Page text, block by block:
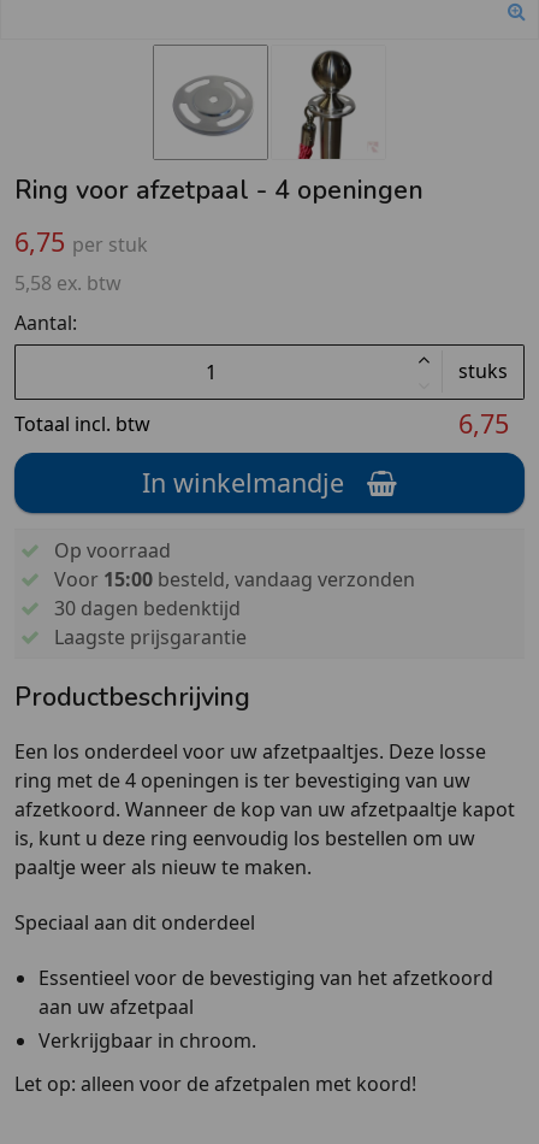
Ring voor afzetpaal - 4 openingen
6,75 per stuk
5,58 ex. btw
Aantal:
stuks
Totaal incl. btw
6,75
In winkelmandje
Op voorraad
Voor 15:00besteld, vandaag verzonden
30 dagen bedenktijd
Laagste prijsgarantie
Productbeschrijving
Een los onderdeel voor uw afzetpaaltjes. Deze losse
ring met de 4 openingen is ter bevestiging van uw
afzetkoord. Wanneer de kop van uw afzetpaaltje kapot
is, kunt u deze ring eenvoudig los bestellen om uw
paaltje weer als nieuw te maken.
Speciaal aan dit onderdeel
Essentieel voor de bevestiging van het afzetkoord
aan uw afzetpaal
Verkrijgbaar in chroom.
Let op: alleen voor de afzetpalen met koord!